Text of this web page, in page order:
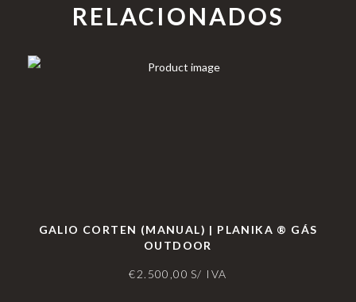
RELACIONADOS
GALIO CORTEN (MANUAL) | PLANIKA ® GÁS
OUTDOOR
€2.500,00 S/ IVA